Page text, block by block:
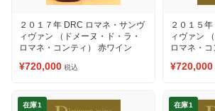
２０１７年 DRC ロマネ・サンヴ
ィヴァン （ドメーヌ・ド・ラ・
ロマネ・コンティ） 赤ワイン
¥720,000 税込
２０１５
ィヴァン
ロマネ・
¥720,000
在庫1 在庫1